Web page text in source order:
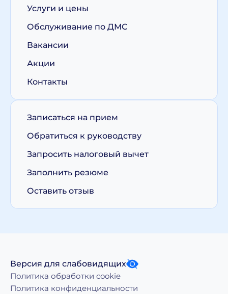
Услуги и цены
Обслуживание по ДМС
Вакансии
Акции
Контакты
Записаться на прием
Обратиться к руководству
Запросить налоговый вычет
Заполнить резюме
Оставить отзыв
Версия для слабовидящих
Политика обработки cookie
Политика конфиденциальности